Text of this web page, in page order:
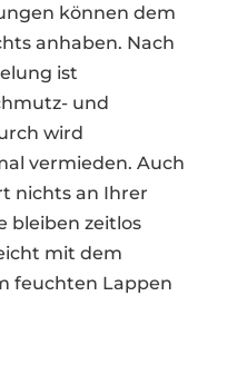
können dem
anhaben. Nach
ist
und
wird
vermieden. Auch
nichts an Ihrer
bleiben zeitlos
mit dem
feuchten Lappen